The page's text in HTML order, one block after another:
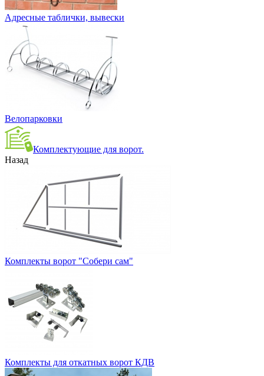
Адресные таблички, вывески
Велопарковки
Комплектующие для ворот.
Назад
Комплекты ворот "Собери сам"
Комплекты для откатных ворот КДВ